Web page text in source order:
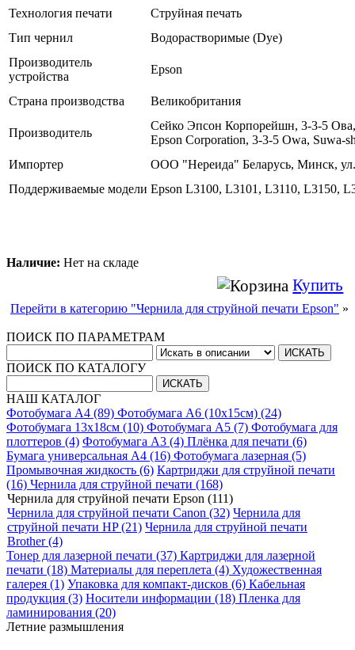
Технология печати
Струйная печать
Тип чернил
Водорастворимые (Dye)
Производитель
устройства
Epson
Страна производства Великобритания
Производитель
Сейко Эпсон Корпорейшн, 3-3-5
Epson Corporation, 3-3-5 Owa, Suwa-
Импортер
ООО "Нереида" Беларусь, Минск,
Поддерживаемые модели Epson L3100, L3101, L3110, L3150,
Наличие: Нет на складе
Купить
Перейти в категорию "Чернила для струйной печати Epson" »
ПОИСК ПО ПАРАМЕТРАМ
ПОИСК ПО КАТАЛОГУ
НАШ КАТАЛОГ
Фотобумага A4 (89) Фотобумага A6 (10х15см) (24)
Фотобумага 13х18см (10) Фотобумага A5 (7) Фотобумага для
плоттеров (4) Фотобумага A3 (4) Плёнка для печати (6)
Бумага универсальная A4 (16) Фотобумага лазерная (5)
Промывочная жидкость (6) Картриджи для струйной печати
(16) Чернила для струйной печати (168)
Чернила для струйной печати Epson (111)
Чернила для струйной печати Canon (32) Чернила для
струйной печати HP (21) Чернила для струйной печати
Brother (4)
Тонер для лазерной печати (37) Картриджи для лазерной
печати (18) Материалы для переплета (4) Художественная
галерея (1) Упаковка для компакт-дисков (6) Кабельная
продукция (3) Носители информации (18) Пленка для
ламинирования (20)
Летние размышления